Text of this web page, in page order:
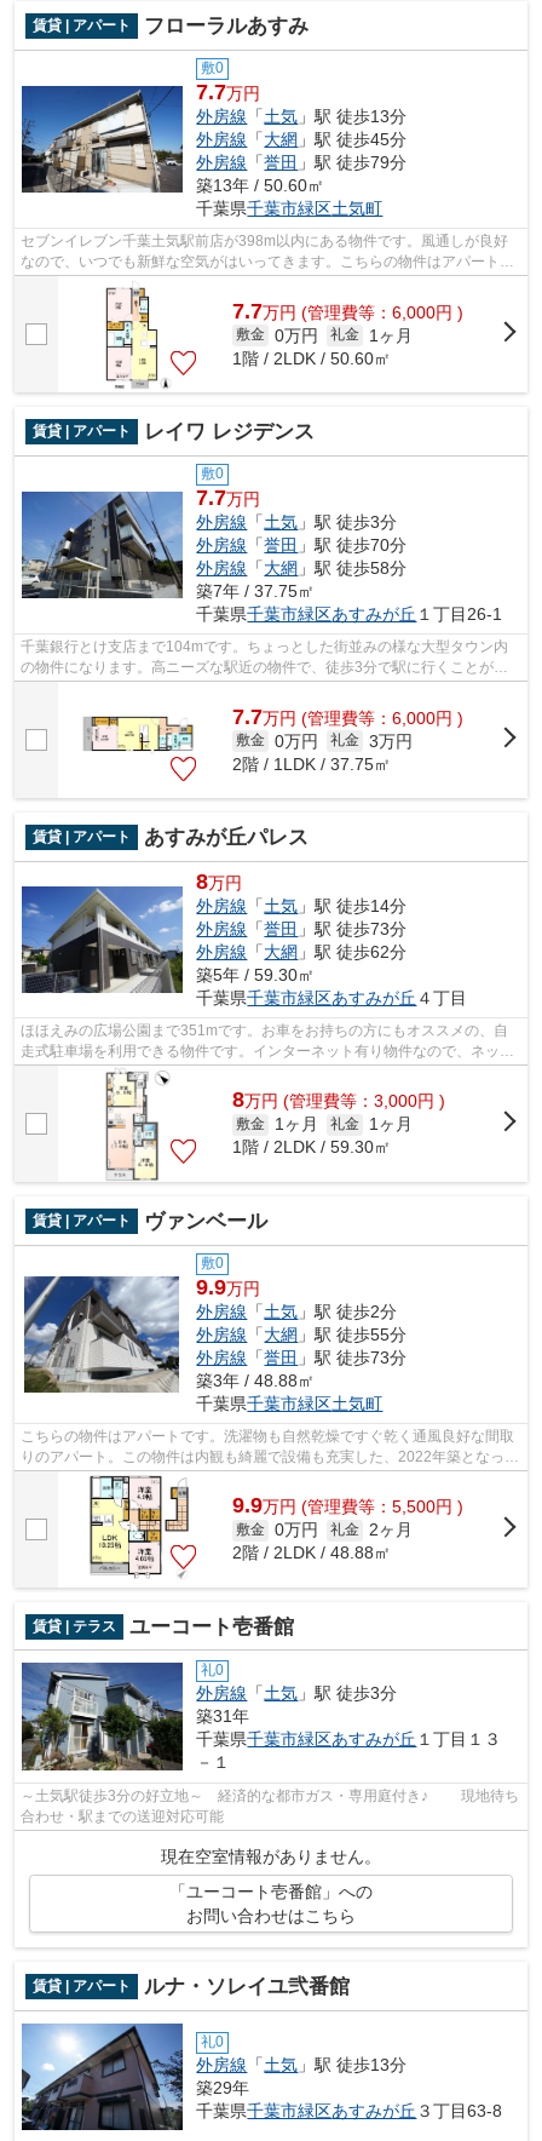
賃貸 | アパート フローラルあすみ
敷0
7.7万円
外房線 「土気 」駅 徒歩13分
外房線 「大網 」駅 徒歩45分
外房線 「誉田 」駅 徒歩79分
築13年 / 50.60㎡
千葉県千葉市緑区土気町
セブンイレブン千葉土気駅前店が398m以内にある物件です。風通しが良好
なので、いつでも新鮮な空気がはいってきます。こちらの物件はアパートで
す。敷地内にあるごみ置き場も自由に使...
7.7万円 (管理費等：6,000円 )
敷金 0万円 礼金
1ヶ月
1階 / 2LDK / 50.60㎡
賃貸 | アパート レイワ レジデンス
敷0
7.7万円
外房線 「土気 」駅 徒歩3分
外房線 「誉田 」駅 徒歩70分
外房線 「大網 」駅 徒歩58分
築7年 / 37.75㎡
千葉県千葉市緑区あすみが丘 １丁目26-1
千葉銀行とけ支店まで104mです。ちょっとした街並みの様な大型タウン内
の物件になります。高ニーズな駅近の物件で、徒歩3分で駅に行くことがで
7.7万円 (管理費等：6,000円 )
敷金 0万円 礼金 3万円
2階 / 1LDK / 37.75㎡
賃貸 | アパート あすみが丘パレス
8万円
外房線 「土気 」駅 徒歩14分
外房線 「誉田 」駅 徒歩73分
外房線 「大網 」駅 徒歩62分
築5年 / 59.30㎡
千葉県千葉市緑区あすみが丘 ４丁目
ほほえみの広場公園まで351mです。お車をお持ちの方にもオススメの、自
走式駐車場を利用できる物件です。インターネット有り物件なので、ネット
をよく使う方におすすめです。千葉市緑...
8万円 (管理費等：3,000円 )
敷金 1ヶ月 礼金
1ヶ月
1階 / 2LDK / 59.30㎡
賃貸 | アパート ヴァンベール
敷0
9.9万円
外房線 「土気 」駅 徒歩2分
外房線 「大網 」駅 徒歩55分
外房線 「誉田 」駅 徒歩73分
築3年 / 48.88㎡
千葉県千葉市緑区土気町
こちらの物件はアパートです。洗濯物も自然乾燥ですぐ乾く通風良好な間取
りのアパート。この物件は内観も綺麗で設備も充実した、2022年築となって
います。インターネット付きの物件で...
9.9万円 (管理費等：5,500円 )
敷金 0万円 礼金
2ヶ月
2階 / 2LDK / 48.88㎡
賃貸 | テラス ユーコート壱番館
礼0
外房線 「土気 」駅 徒歩3分
築31年
千葉県千葉市緑区あすみが丘 １丁目１３
－１
～土気駅徒歩3分の好立地～ 経済的な都市ガス・専用庭付き♪ 現地待ち
合わせ・駅までの送迎対応可能
現在空室情報がありません。
「ユーコート壱番館」への
お問い合わせはこちら
賃貸 | アパート ルナ・ソレイユ弐番館
礼0
外房線 「土気 」駅 徒歩13分
築29年
千葉県千葉市緑区あすみが丘 ３丁目63-8